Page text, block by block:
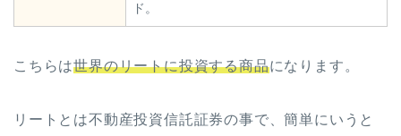
ド。
こちらは世界のリートに投資する商品になります。
リートとは不動産投資信託証券の事で、簡単にいうと